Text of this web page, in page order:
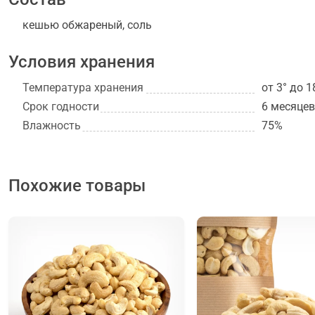
кешью обжареный, соль
Условия хранения
Температура хранения
от 3° до
Срок годности
6 месяцев
Влажность
75%
Похожие товары